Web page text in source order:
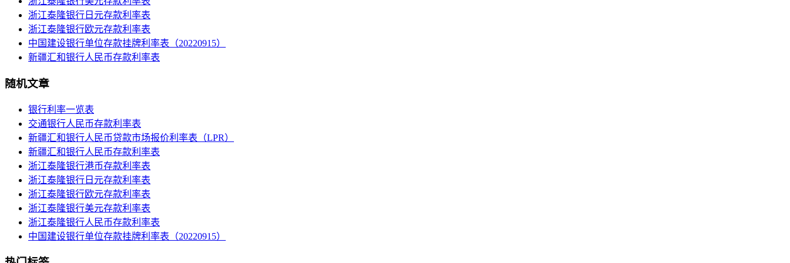
浙江泰隆银行日元存款利率表
浙江泰隆银行欧元存款利率表
中国建设银行单位存款挂牌利率表（20220915）
新疆汇和银行人民币存款利率表
随机文章
银行利率一览表
交通银行人民币存款利率表
新疆汇和银行人民币贷款市场报价利率表（LPR）
新疆汇和银行人民币存款利率表
浙江泰隆银行港币存款利率表
浙江泰隆银行日元存款利率表
浙江泰隆银行欧元存款利率表
浙江泰隆银行美元存款利率表
浙江泰隆银行人民币存款利率表
中国建设银行单位存款挂牌利率表（20220915）